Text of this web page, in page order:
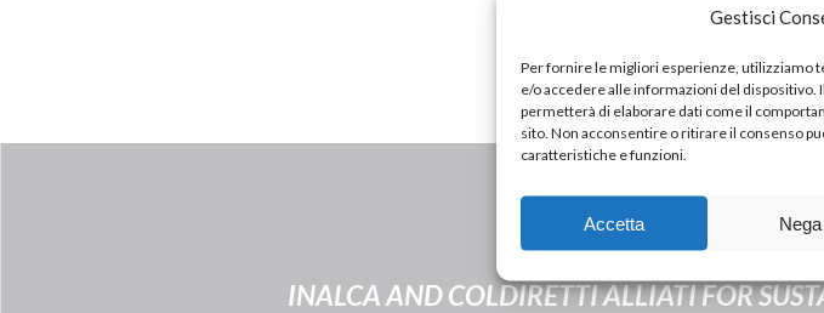
Gestisci
Per fornire le migliori esperienze, utilizziamo
e/o accedere alle informazioni del dispositivo.
permetterà di elaborare dati come il
sito. Non acconsentire o ritirare il consenso
caratteristiche e funzioni.
Accetta Nega
INALCA AND COLDIRETTI ALLIATI FOR